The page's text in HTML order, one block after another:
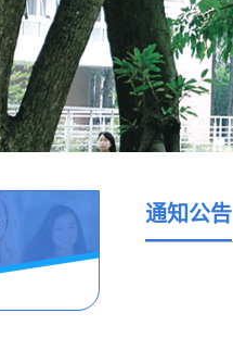
通知公告